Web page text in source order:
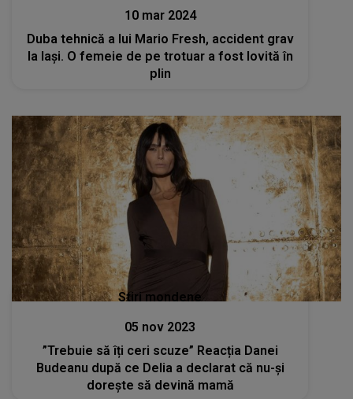
10 mar 2024
Duba tehnică a lui Mario Fresh, accident grav
la Iaşi. O femeie de pe trotuar a fost lovită în
plin
Stiri mondene
05 nov 2023
”Trebuie să îți ceri scuze” Reacția Danei
Budeanu după ce Delia a declarat că nu-și
dorește să devină mamă